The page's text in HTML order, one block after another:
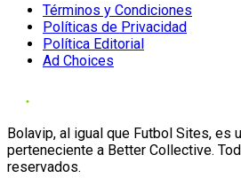
Términos y Condiciones
Políticas de Privacidad
Política Editorial
Ad Choices
Bolavip, al igual que Futbol Sites, es
perteneciente a Better Collective.
reservados.